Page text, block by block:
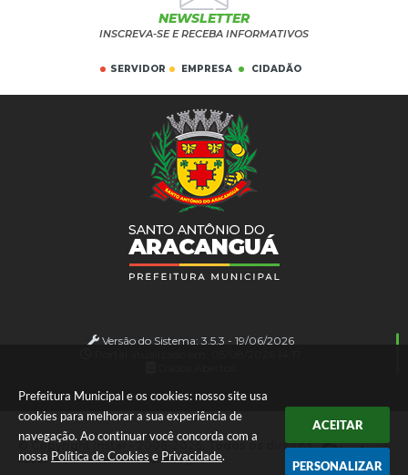
Prefeitura Municipal e os cookies: nosso site usa
cookies para melhorar a sua experiência de
navegação. Ao continuar você concorda com a
nossa Política de Cookies e Privacidade.
ACEITAR
PERSONALIZAR
© Copyright Instar - 2006-2026. Todos os direitos
reservados -Instar Tecnologia
NEWSLETTER
INSCREVA-SE E RECEBA INFORMATIVOS
SERVIDOR EMPRESA CIDADÃO
Versão do Sistema: 3.5.3 - 19/06/2026